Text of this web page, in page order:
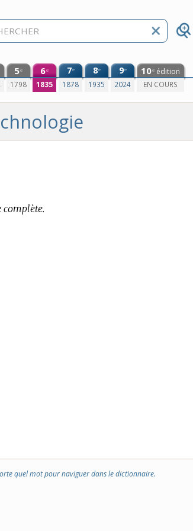
5e
1798
6e
1835
7e
1878
8e
1935
9e
2024
10e édition
EN COURS
complète.
quel mot pour naviguer dans le dictionnaire.